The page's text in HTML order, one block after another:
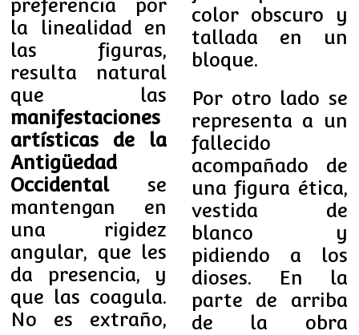
preferencia por
la linealidad en
las figuras,
resulta natural
que las
manifestaciones
artísticas de la
Antigüedad
Occidentalse
mantengan en
una rigidez
angular, que les
da presencia, y
que las coagula.
No es extraño,
color obscuro y
tallada en un
bloque.
Por otro lado se
representa a un
fallecido
acompañado de
una figura ética,
vestida de
blanco y
pidiendo a los
dioses. En la
parte de arriba
de la obra